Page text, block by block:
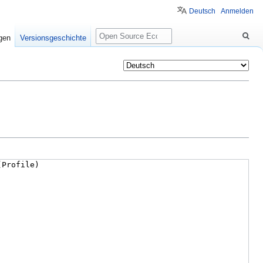
Deutsch Anmelden
Versionsgeschichte
Suche